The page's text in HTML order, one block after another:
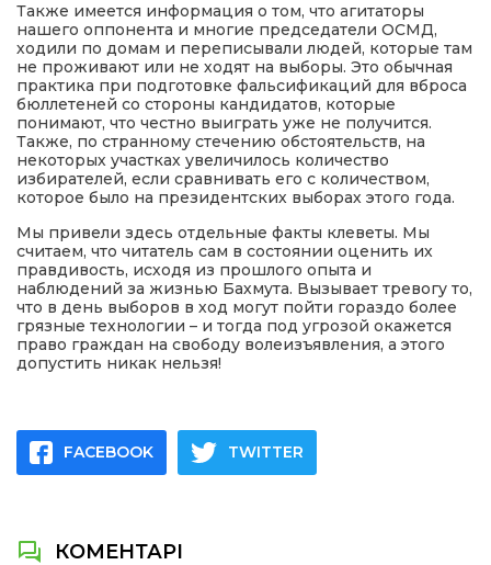
Также имеется информация о том, что агитаторы
нашего оппонента и многие председатели ОСМД,
ходили по домам и переписывали людей, которые там
не проживают или не ходят на выборы. Это обычная
практика при подготовке фальсификаций для вброса
бюллетеней со стороны кандидатов, которые
понимают, что честно выиграть уже не получится.
Также, по странному стечению обстоятельств, на
некоторых участках увеличилось количество
избирателей, если сравнивать его с количеством,
которое было на президентских выборах этого года.
Мы привели здесь отдельные факты клеветы. Мы
считаем, что читатель сам в состоянии оценить их
правдивость, исходя из прошлого опыта и
наблюдений за жизнью Бахмута. Вызывает тревогу то,
что в день выборов в ход могут пойти гораздо более
грязные технологии – и тогда под угрозой окажется
право граждан на свободу волеизъявления, а этого
допустить никак нельзя!
FACEBOOK TWITTER
КОМЕНТАРІ